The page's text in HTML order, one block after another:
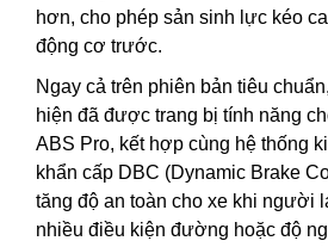
hơn, cho phép sản sinh lực kéo
động cơ trước.
Ngay cả trên phiên bản tiêu chuẩn,
hiện đã được trang bị tính năng
ABS Pro, kết hợp cùng hệ thống
khẩn cấp DBC (Dynamic Brake
tăng độ an toàn cho xe khi người
nhiều điều kiện đường hoặc độ